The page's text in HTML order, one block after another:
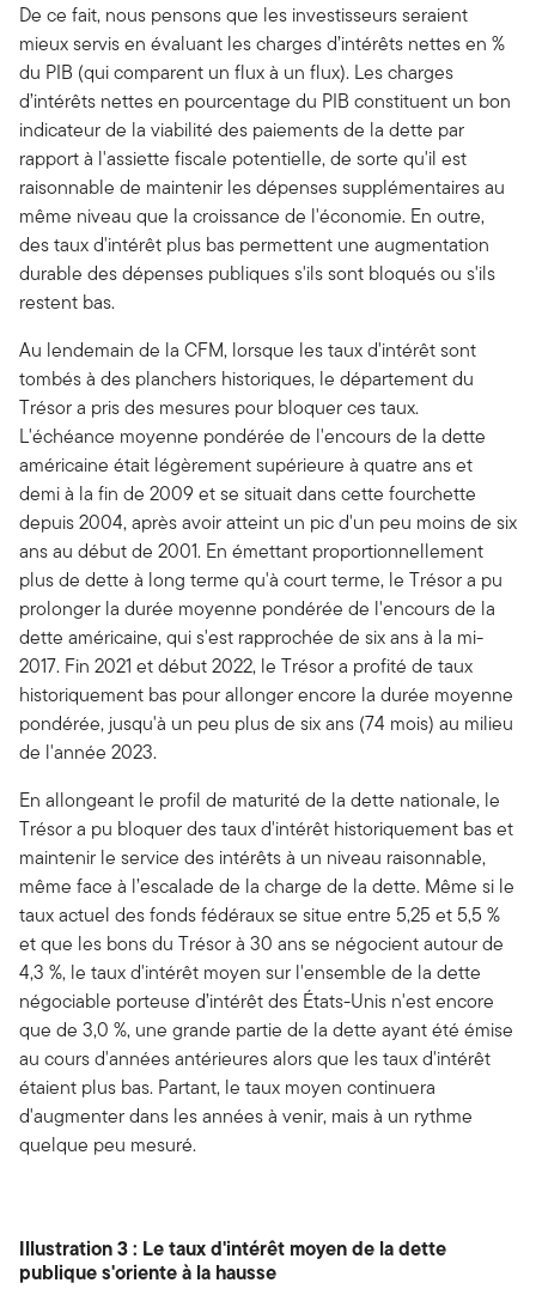
De ce fait, nous pensons que les investisseurs seraient
mieux servis en évaluant les charges d’intérêts nettes en %
du PIB (qui comparent un flux à un flux). Les charges
d’intérêts nettes en pourcentage du PIB constituent un bon
indicateur de la viabilité des paiements de la dette par
rapport à l'assiette fiscale potentielle, de sorte qu'il est
raisonnable de maintenir les dépenses supplémentaires au
même niveau que la croissance de l'économie. En outre,
des taux d'intérêt plus bas permettent une augmentation
durable des dépenses publiques s'ils sont bloqués ou s'ils
restent bas.
Au lendemain de la CFM, lorsque les taux d'intérêt sont
tombés à des planchers historiques, le département du
Trésor a pris des mesures pour bloquer ces taux.
L'échéance moyenne pondérée de l'encours de la dette
américaine était légèrement supérieure à quatre ans et
demi à la fin de 2009 et se situait dans cette fourchette
depuis 2004, après avoir atteint un pic d'un peu moins de six
ans au début de 2001. En émettant proportionnellement
plus de dette à long terme qu'à court terme, le Trésor a pu
prolonger la durée moyenne pondérée de l'encours de la
dette américaine, qui s'est rapprochée de six ans à la mi-
2017. Fin 2021 et début 2022, le Trésor a profité de taux
historiquement bas pour allonger encore la durée moyenne
pondérée, jusqu'à un peu plus de six ans (74 mois) au milieu
de l'année 2023.
En allongeant le profil de maturité de la dette nationale, le
Trésor a pu bloquer des taux d'intérêt historiquement bas et
maintenir le service des intérêts à un niveau raisonnable,
même face à l’escalade de la charge de la dette. Même si le
taux actuel des fonds fédéraux se situe entre 5,25 et 5,5 %
et que les bons du Trésor à 30 ans se négocient autour de
4,3 %, le taux d'intérêt moyen sur l'ensemble de la dette
négociable porteuse d’intérêt des États-Unis n'est encore
que de 3,0 %, une grande partie de la dette ayant été émise
au cours d'années antérieures alors que les taux d'intérêt
étaient plus bas. Partant, le taux moyen continuera
d'augmenter dans les années à venir, mais à un rythme
quelque peu mesuré.
Illustration 3 : Le taux d'intérêt moyen de la dette
publique s'oriente à la hausse